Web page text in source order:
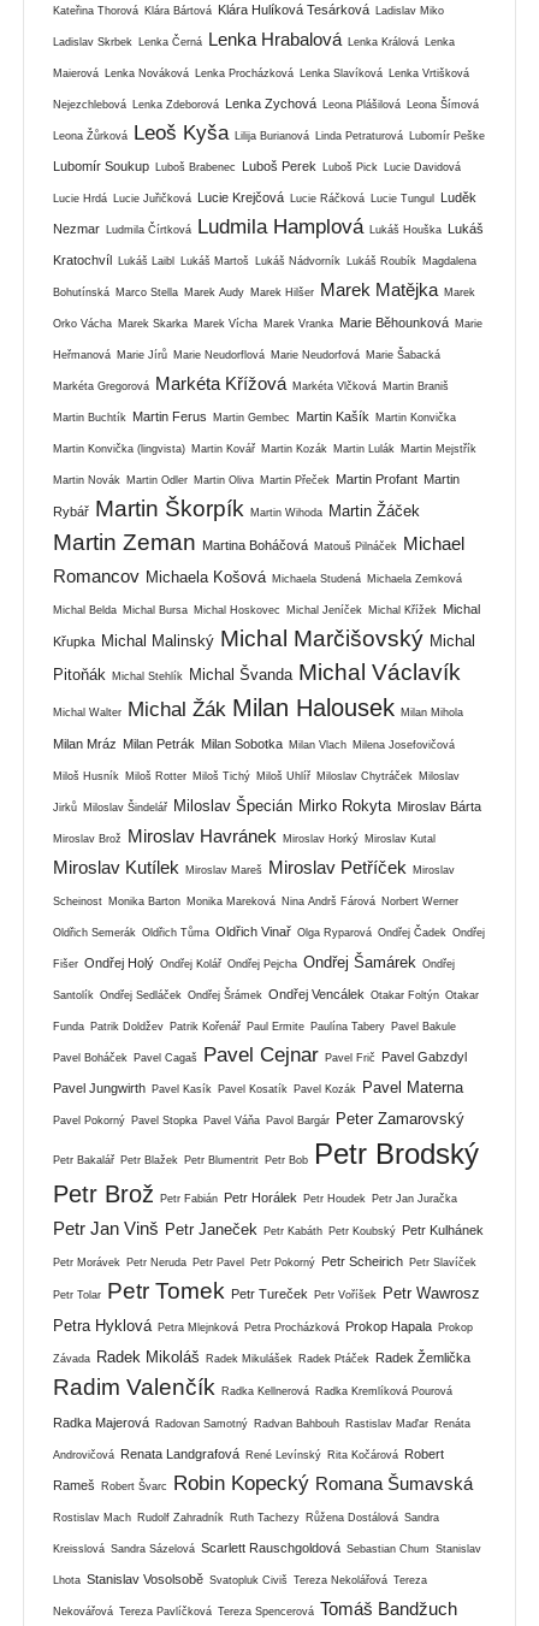
Kateřina Thorová Klára Bártová Klára Hulíková Tesárková Ladislav Miko
Ladislav Skrbek Lenka Černá Lenka Hrabalová Lenka Králová Lenka
Maierová Lenka Nováková Lenka Procházková Lenka Slavíková Lenka Vrtišková
Nejezchlebová Lenka Zdeborová Lenka Zychová Leona Plášilová Leona Šímová
Leona Žůrková Leoš Kyša Lilija Burianová Linda Petraturová Lubomír Peške
Lubomír Soukup Luboš Brabenec Luboš Perek Luboš Pick Lucie Davidová
Lucie Hrdá Lucie Juřičková Lucie Krejčová Lucie Ráčková Lucie Tungul Luděk
Nezmar Ludmila Čírtková Ludmila Hamplová Lukáš Houška Lukáš
Kratochvíl Lukáš Laibl Lukáš Martoš Lukáš Nádvorník Lukáš Roubík Magdalena
Bohutínská Marco Stella Marek Audy Marek Hilšer Marek Matějka Marek
Orko Vácha Marek Skarka Marek Vícha Marek Vranka Marie Běhounková Marie
Heřmanová Marie Jírů Marie Neudorflová Marie Neudorfová Marie Šabacká
Markéta Gregorová Markéta Křížová Markéta Vlčková Martin Braniš
Martin Buchtík Martin Ferus Martin Gembec Martin Kašík Martin Konvička
Martin Konvička (lingvista) Martin Kovář Martin Kozák Martin Lulák Martin Mejstřík
Martin Novák Martin Odler Martin Oliva Martin Přeček Martin Profant Martin
Rybář Martin Škorpík Martin Wihoda Martin Žáček
Martin Zeman Martina Boháčová Matouš Pilnáček
Michael
Romancov Michaela Košová Michaela Studená Michaela Zemková
Michal Belda Michal Bursa Michal Hoskovec Michal Jeníček Michal Křížek Michal
Křupka Michal Malinský Michal Marčišovský Michal
Pitoňák
Michal Stehlík Michal Švanda Michal Václavík
Michal Walter Michal Žák Milan Halousek Milan Mihola
Milan Mráz Milan Petrák Milan Sobotka Milan Vlach Milena Josefovičová
Miloš Husník Miloš Rotter Miloš Tichý Miloš Uhlíř Miloslav Chytráček Miloslav
Jirků Miloslav Šindelář Miloslav Špecián Mirko Rokyta Miroslav Bárta
Miroslav Brož Miroslav Havránek Miroslav Horký Miroslav Kutal
Miroslav Kutílek Miroslav Mareš Miroslav Petříček Miroslav
Scheinost Monika Barton Monika Mareková Nina Andrš Fárová Norbert Werner
Oldřich Semerák Oldřich Tůma Oldřich Vinař Olga Ryparová Ondřej Čadek Ondřej
Fišer Ondřej Holý Ondřej Kolář Ondřej Pejcha Ondřej Šamárek Ondřej
Santolík Ondřej Sedláček Ondřej Šrámek Ondřej Vencálek Otakar Foltýn Otakar
Funda Patrik Doldžev Patrik Kořenář Paul Ermite Paulína Tabery Pavel Bakule
Pavel Boháček Pavel Cagaš Pavel Cejnar Pavel Frič Pavel Gabzdyl
Pavel Jungwirth Pavel Kasík Pavel Kosatík Pavel Kozák Pavel Materna
Pavel Pokorný Pavel Stopka Pavel Váňa Pavol Bargár Peter Zamarovský
Petr Bakalář Petr Blažek Petr Blumentrit Petr Bob Petr Brodský
Petr Brož Petr Fabián Petr Horálek Petr Houdek Petr Jan Juračka
Petr Jan Vinš Petr Janeček Petr Kabáth Petr Koubský Petr Kulhánek
Petr Morávek Petr Neruda Petr Pavel Petr Pokorný Petr Scheirich Petr Slavíček
Petr Tolar Petr Tomek Petr Tureček Petr Voříšek
Petr Wawrosz
Petra Hyklová Petra Mlejnková Petra Procházková Prokop Hapala Prokop
Závada Radek Mikoláš Radek Mikulášek Radek Ptáček Radek Žemlička
Radim Valenčík Radka Kellnerová Radka Kremlíková Pourová
Radka Majerová Radovan Samotný Radvan Bahbouh Rastislav Maďar Renáta
Androvičová Renata Landgrafová René Levínský Rita Kočárová Robert
Rameš Robert Švarc Robin Kopecký Romana Šumavská
Rostislav Mach Rudolf Zahradník Ruth Tachezy Růžena Dostálová Sandra
Kreisslová Sandra Sázelová Scarlett Rauschgoldová Sebastian Chum Stanislav
Lhota Stanislav Vosolsobě Svatopluk Civiš Tereza Nekolářová Tereza
Nekovářová Tereza Pavlíčková Tereza Spencerová Tomáš Bandžuch